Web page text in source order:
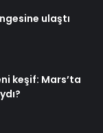
ulaştı
keşif: Mars’ta